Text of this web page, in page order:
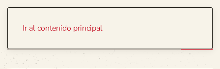
Ir al contenido principal